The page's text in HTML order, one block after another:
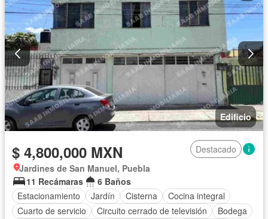
Edificio
$ 4,800,000 MXN
Destacado
Jardines de San Manuel, Puebla
11 Recámaras
6 Baños
Estacionamiento
Jardín Cisterna
Cocina integral
Cuarto de servicio
Circuito cerrado de televisión
Bodega